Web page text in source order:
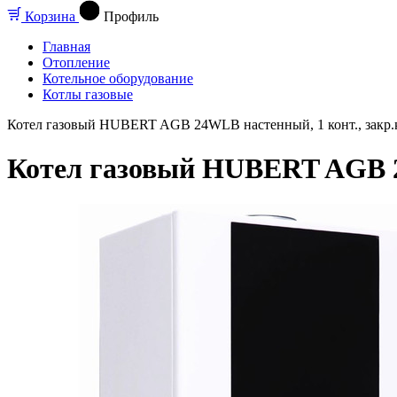
Корзина
Профиль
Главная
Отопление
Котельное оборудование
Котлы газовые
Котел газовый HUBERT AGB 24WLB настенный, 1 конт.,
Котел газовый HUBERT AGB